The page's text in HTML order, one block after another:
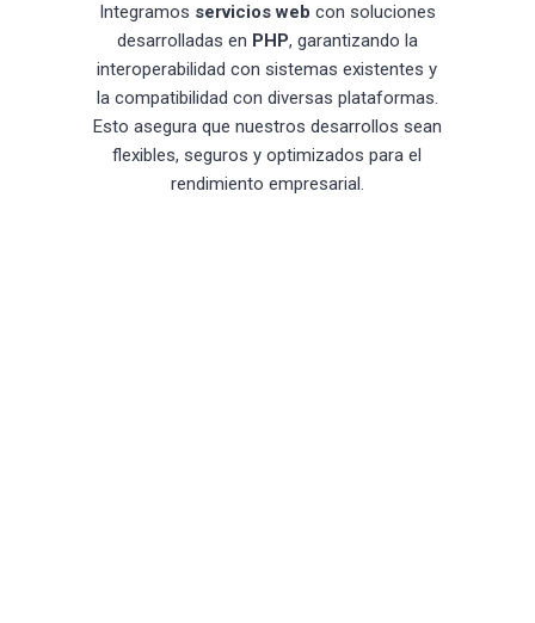
Integramos servicios web con soluciones
desarrolladas en PHP, garantizando la
interoperabilidad con sistemas existentes y
la compatibilidad con diversas plataformas.
Esto asegura que nuestros desarrollos sean
flexibles, seguros y optimizados para el
rendimiento empresarial.